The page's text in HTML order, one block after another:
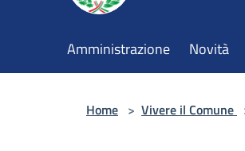
Amministrazione Novità
Home > Vivere il Comune